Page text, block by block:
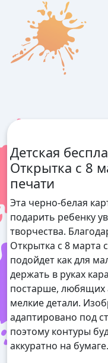
Детская
Открытка с 8
печати
Эта черно-белая
подарить ребенку
творчества.
Открытка с 8 марта
подойдет как для
держать в руках
постарше, любящих
мелкие детали.
адаптировано под
поэтому контуры
аккуратно на бумаге.